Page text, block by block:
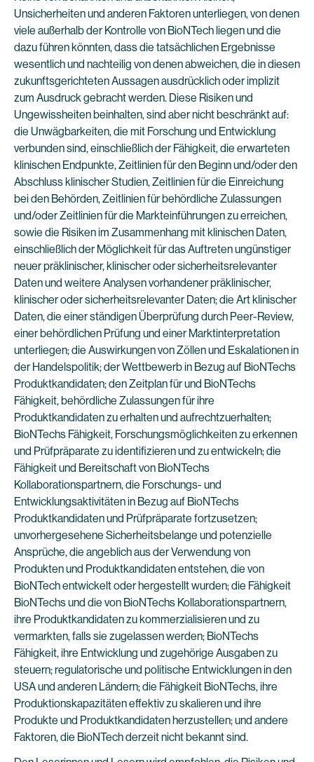
Unsicherheiten und anderen Faktoren unterliegen, von denen
viele außerhalb der Kontrolle von BioNTech liegen und die
dazu führen könnten, dass die tatsächlichen Ergebnisse
wesentlich und nachteilig von denen abweichen, die in diesen
zukunftsgerichteten Aussagen ausdrücklich oder implizit
zum Ausdruck gebracht werden. Diese Risiken und
Ungewissheiten beinhalten, sind aber nicht beschränkt auf:
die Unwägbarkeiten, die mit Forschung und Entwicklung
verbunden sind, einschließlich der Fähigkeit, die erwarteten
klinischen Endpunkte, Zeitlinien für den Beginn und/oder den
Abschluss klinischer Studien, Zeitlinien für die Einreichung
bei den Behörden, Zeitlinien für behördliche Zulassungen
und/oder Zeitlinien für die Markteinführungen zu erreichen,
sowie die Risiken im Zusammenhang mit klinischen Daten,
einschließlich der Möglichkeit für das Auftreten ungünstiger
neuer präklinischer, klinischer oder sicherheitsrelevanter
Daten und weitere Analysen vorhandener präklinischer,
klinischer oder sicherheitsrelevanter Daten; die Art klinischer
Daten, die einer ständigen Überprüfung durch Peer-Review,
einer behördlichen Prüfung und einer Marktinterpretation
unterliegen; die Auswirkungen von Zöllen und Eskalationen in
der Handelspolitik; der Wettbewerb in Bezug auf BioNTechs
Produktkandidaten; den Zeitplan für und BioNTechs
Fähigkeit, behördliche Zulassungen für ihre
Produktkandidaten zu erhalten und aufrechtzuerhalten;
BioNTechs Fähigkeit, Forschungsmöglichkeiten zu erkennen
und Prüfpräparate zu identifizieren und zu entwickeln; die
Fähigkeit und Bereitschaft von BioNTechs
Kollaborationspartnern, die Forschungs- und
Entwicklungsaktivitäten in Bezug auf BioNTechs
Produktkandidaten und Prüfpräparate fortzusetzen;
unvorhergesehene Sicherheitsbelange und potenzielle
Ansprüche, die angeblich aus der Verwendung von
Produkten und Produktkandidaten entstehen, die von
BioNTech entwickelt oder hergestellt wurden; die Fähigkeit
BioNTechs und die von BioNTechs Kollaborationspartnern,
ihre Produktkandidaten zu kommerzialisieren und zu
vermarkten, falls sie zugelassen werden; BioNTechs
Fähigkeit, ihre Entwicklung und zugehörige Ausgaben zu
steuern; regulatorische und politische Entwicklungen in den
USA und anderen Ländern; die Fähigkeit BioNTechs, ihre
Produktionskapazitäten effektiv zu skalieren und ihre
Produkte und Produktkandidaten herzustellen; und andere
Faktoren, die BioNTech derzeit nicht bekannt sind.